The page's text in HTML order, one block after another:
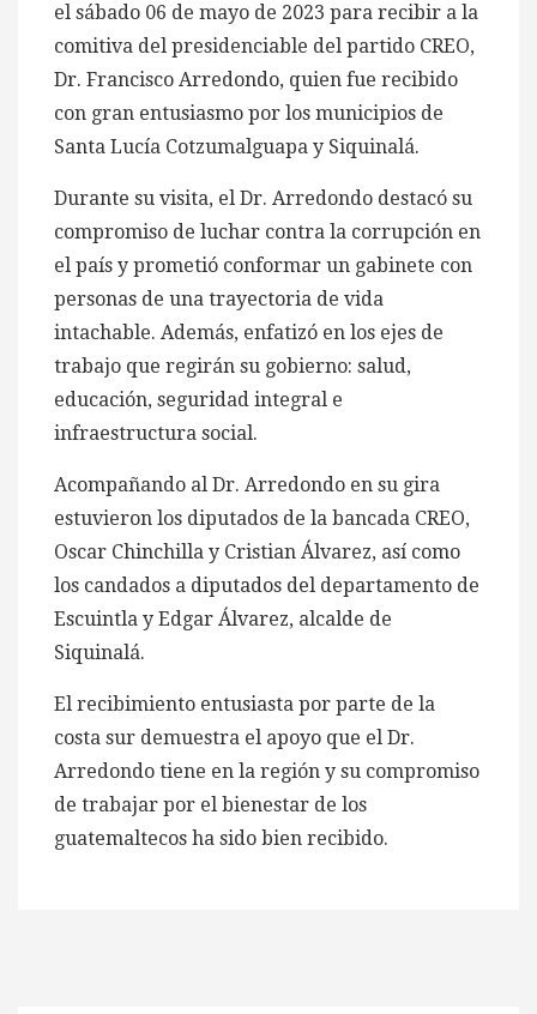
el sábado 06 de mayo de 2023 para recibir a la
comitiva del presidenciable del partido CREO,
Dr. Francisco Arredondo, quien fue recibido
con gran entusiasmo por los municipios de
Santa Lucía Cotzumalguapa y Siquinalá.
Durante su visita, el Dr. Arredondo destacó su
compromiso de luchar contra la corrupción en
el país y prometió conformar un gabinete con
personas de una trayectoria de vida
intachable. Además, enfatizó en los ejes de
trabajo que regirán su gobierno: salud,
educación, seguridad integral e
infraestructura social.
Acompañando al Dr. Arredondo en su gira
estuvieron los diputados de la bancada CREO,
Oscar Chinchilla y Cristian Álvarez, así como
los candados a diputados del departamento de
Escuintla y Edgar Álvarez, alcalde de
Siquinalá.
El recibimiento entusiasta por parte de la
costa sur demuestra el apoyo que el Dr.
Arredondo tiene en la región y su compromiso
de trabajar por el bienestar de los
guatemaltecos ha sido bien recibido.